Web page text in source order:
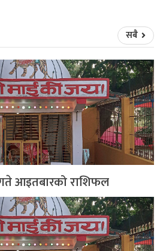
सबै
आइतबारको राशिफल